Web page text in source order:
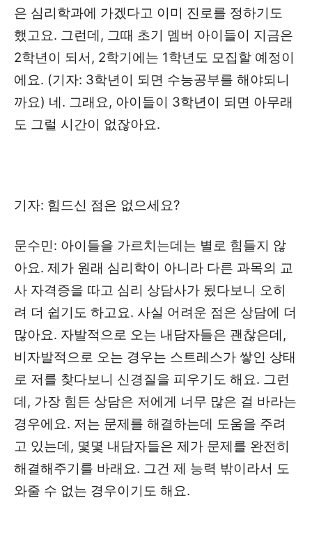
은 심리학과에 가겠다고 이미 진로를 정하기도
했고요. 그런데, 그때 초기 멤버 아이들이 지금은
2학년이 되서, 2학기에는 1학년도 모집할 예정이
에요. (기자: 3학년이 되면 수능공부를 해야되니
까요) 네. 그래요, 아이들이 3학년이 되면 아무래
도 그럴 시간이 없잖아요.
기자: 힘드신 점은 없으세요?
문수민: 아이들을 가르치는데는 별로 힘들지 않
아요. 제가 원래 심리학이 아니라 다른 과목의 교
사 자격증을 따고 심리 상담사가 됬다보니 오히
려 더 쉽기도 하고요. 사실 어려운 점은 상담에 더
많아요. 자발적으로 오는 내담자들은 괜찮은데,
비자발적으로 오는 경우는 스트레스가 쌓인 상태
로 저를 찾다보니 신경질을 피우기도 해요. 그런
데, 가장 힘든 상담은 저에게 너무 많은 걸 바라는
경우에요. 저는 문제를 해결하는데 도움을 주려
고 있는데, 몇몇 내담자들은 제가 문제를 완전히
해결해주기를 바래요. 그건 제 능력 밖이라서 도
와줄 수 없는 경우이기도 해요.